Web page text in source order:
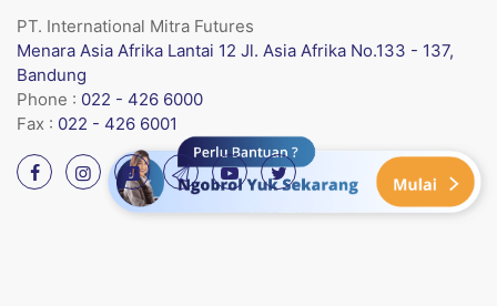
PT. International Mitra Futures
Menara Asia Afrika Lantai 12 Jl. Asia Afrika No.133 - 137,
Bandung
Phone : 022 - 426 6000
Fax : 022 - 426 6001